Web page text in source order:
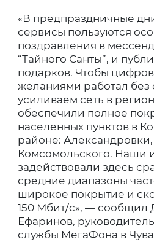
«В предпраздничные
сервисы пользуются
поздравления в
“Тайного Санты”, и
подарков. Чтобы
желаниями работал без
усиливаем сеть в
обеспечили полное
населенных пунктов в
районе: Александровки,
Комсомольского. Наши
задействовали здесь
средние диапазоны
широкое покрытие и
150 Мбит/c», — сообщил
Ефаринов,
службы МегаФона в